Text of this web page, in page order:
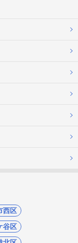
西区
谷区